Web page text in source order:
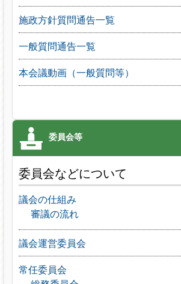
施政方針質問通告一覧
一般質問通告一覧
本会議動画（一般質問等）
委員会などについて
議会の仕組み
審議の流れ
議会運営委員会
常任委員会